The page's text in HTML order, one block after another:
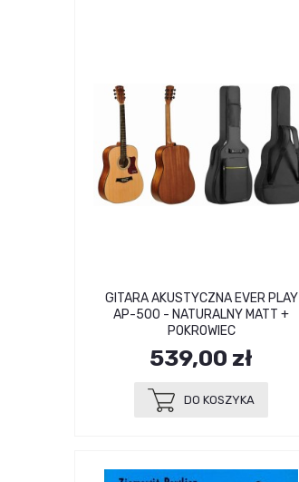
GITARA AKUSTYCZNA EVER PLAY
AP-500 - NATURALNY MATT +
POKROWIEC
539,00 zł
DO KOSZYKA